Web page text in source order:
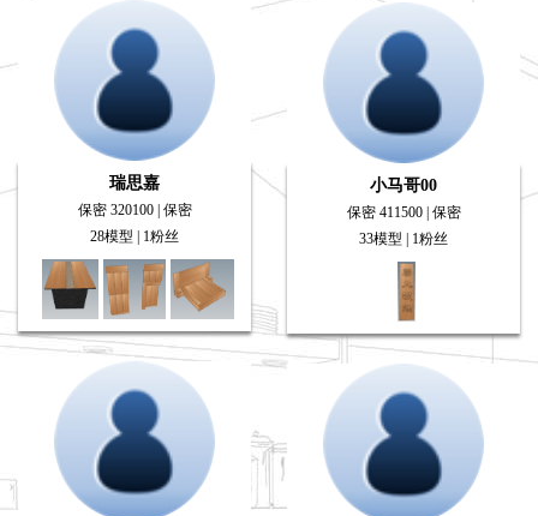
瑞思嘉
保密 320100 | 保密
28模型 | 1粉丝
小马哥00
保密 411500 | 保密
33模型 | 1粉丝